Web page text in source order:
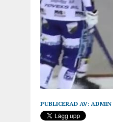
PUBLICERAD AV: ADMIN